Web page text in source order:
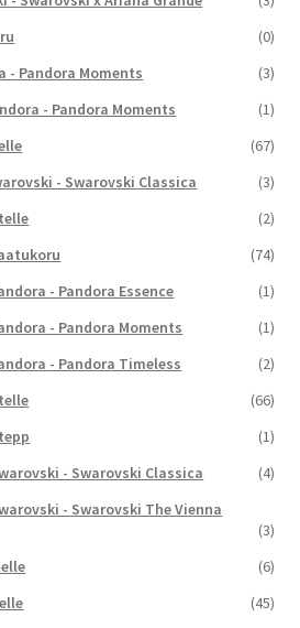
(0)
- Pandora Moments
(3)
- Pandora Moments
(1)
(67)
- Swarovski Classica
(3)
(2)
(74)
- Pandora Essence
(1)
- Pandora Moments
(1)
- Pandora Timeless
(2)
(66)
(1)
- Swarovski Classica
(4)
- Swarovski The Vienna
(3)
(6)
(45)